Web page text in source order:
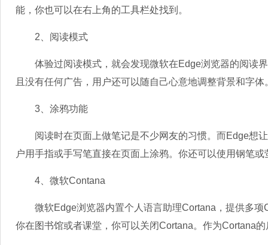
能，你也可以在右上角的工具栏处找到。
2、阅读模式
体验过阅读模式，就会发现微软在Edge浏览器的阅读界
且没有任何广告，用户还可以随自己心意地调整背景和字体
3、涂鸦功能
阅读时在页面上做笔记是不少网友的习惯。而Edge想让
户用手指或手写笔直接在页面上涂鸦。你还可以使用钢笔
4、微软Contana
微软Edge浏览器内置个人语言助理Cortana，提供多项
你在图书馆或者课堂，你可以关闭Cortana。作为Cortana